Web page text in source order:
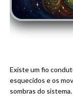
Existe um fio
esquecidos e os
sombras do